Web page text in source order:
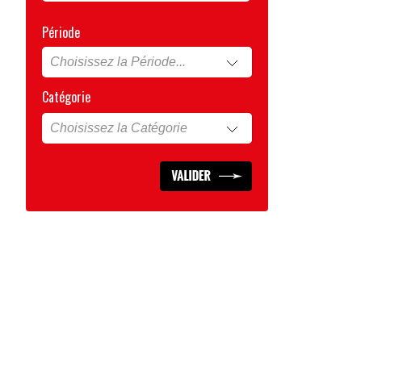
Période
Catégorie